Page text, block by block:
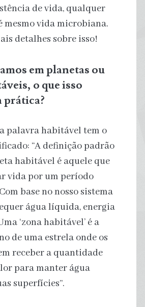
de vida, qualquer
mesmo vida microbiana.
detalhes sobre isso!
em planetas ou
o que isso
palavra habitável tem o
“A definição padrão
habitável é aquele que
vida por um período
base no nosso sistema
água líquida, energia
‘zona habitável’ é a
de uma estrela onde os
receber a quantidade
para manter água
superfícies”.